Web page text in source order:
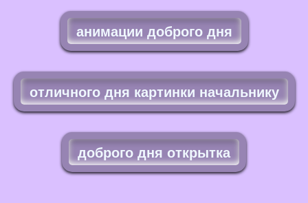
анимации доброго дня
отличного дня картинки начальнику
доброго дня открытка